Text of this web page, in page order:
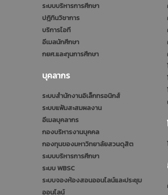
ระบบบริหารการศึกษา
ปฎิทินวิชาการ
บริการไอที
อีเมลนักศึกษา
กยศ.และทุนการศึกษา
บุคลากร
ระบบสำนักงานอิเล็กทรอนิกส์
ระบบแฟ้มสะสมผลงาน
อีเมลบุคลากร
กองบริหารงานบุคคล
กองทุนของมหาวิทยาลัยสวนดุสิต
ระบบบริหารการศึกษา
ระบบ WBSC
ระบบจองห้องสอนออนไลน์และประชุม
ออนไลน์